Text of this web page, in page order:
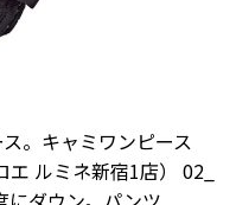
。キャミワンピース
ルミネ新宿1店） 02_